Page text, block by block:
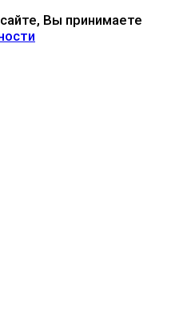
Вы принимаете